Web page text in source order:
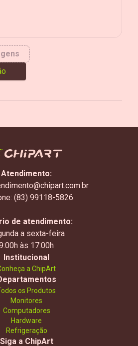
Atendimento:
(83) 99118-5826
de atendimento:
a sexta-feira
às 17:00h
Institucional
a ChipArt
os Produtos
Monitores
Computadores
Hardware
Refrigeração
Siga a ChipArt